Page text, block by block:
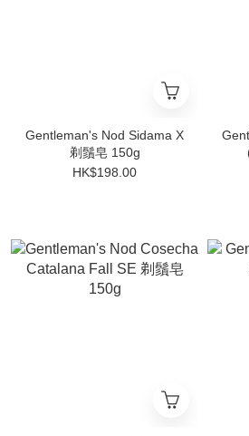
Gentleman's Nod Sidama X
剃鬚皂 150g
HK$198.00